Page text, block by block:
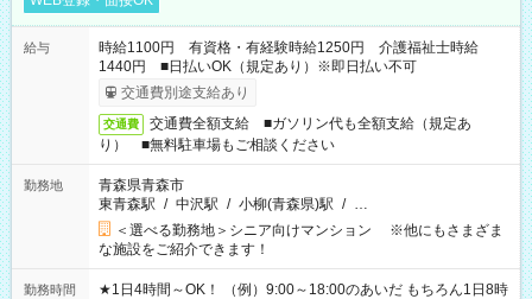
給与
時給1100円 有資格・有経験時給1250円 介護福祉士時給
1440円 ■日払いOK（規定あり）※即日払い不可
交通費別途支給あり
交通費
交通費全額支給 ■ガソリン代も全額支給（規定あ
り） ■無料駐車場もご相談ください
勤務地
青森県青森市
東青森駅 / 中沢駅 / 小柳(青森県)駅 / …
＜選べる勤務地＞シニア向けマンション ※他にもさまざま
な施設をご紹介できます！
勤務時間
★1日4時間～OK！ （例）9:00～18:00のあいだ もちろん1日8時